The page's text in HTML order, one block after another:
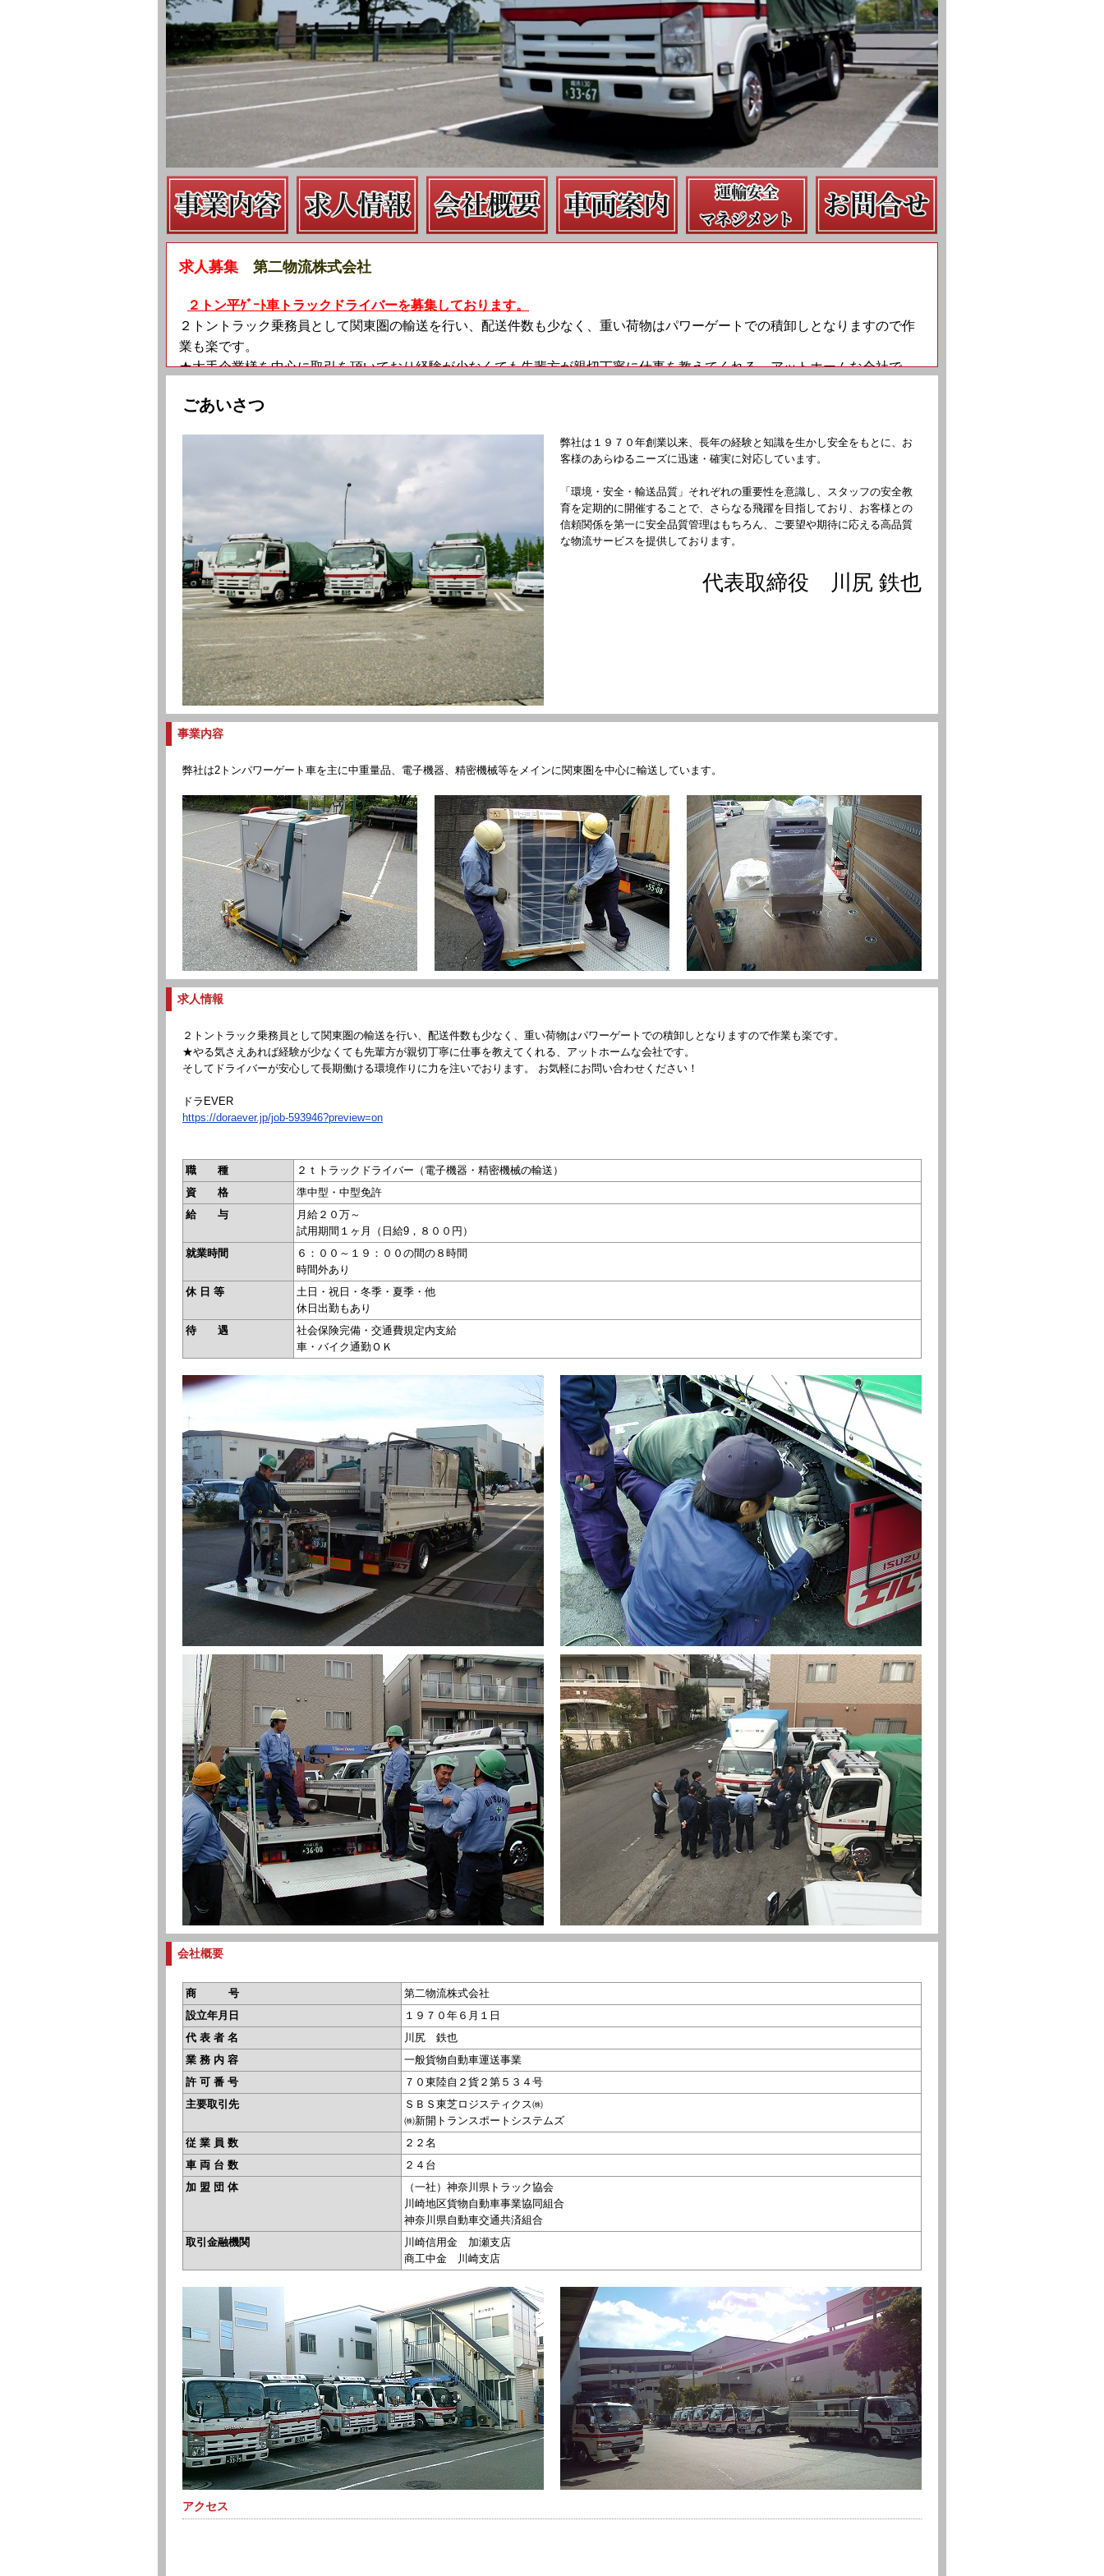
求人募集 第二物流株式会社
２トン平ｹﾞｰﾄ車トラックドライバーを募集しております。
２トントラック乗務員として関東圏の輸送を行い、配送件数も少なく、重い荷物はパワーゲートでの積卸しとなりますので作
業も楽です。
★大手企業様を中心に取引を頂いており経験が少なくても先輩方が親切丁寧に仕事を教えてくれる、アットホームな会社で
そしてドライバーが安心して長期働ける環境作りに力を注いでおります。 お気軽にお問い合わせください！
・資 格 要中型免許
・時 間 7：００～１8：００の間の８時間 残業有
・賃 金 月額20万～
・試用期間 １ヵ月有
・休 日 土日祭日他
・待 遇 社会保険完備・交通費規定内支給
車・バイク通勤ＯＫ
ごあいさつ
弊社は１９７０年創業以来、長年の経験と知識を生かし安全をもとに、お
客様のあらゆるニーズに迅速・確実に対応しています。
「環境・安全・輸送品質」それぞれの重要性を意識し、スタッフの安全教
育を定期的に開催することで、さらなる飛躍を目指しており、お客様との
信頼関係を第一に安全品質管理はもちろん、ご要望や期待に応える高品質
な物流サービスを提供しております。
代表取締役 川尻 鉄也
事業内容
弊社は2トンパワーゲート車を主に中重量品、電子機器、精密機械等をメインに関東圏を中心に輸送しています。
求人情報
２トントラック乗務員として関東圏の輸送を行い、配送件数も少なく、重い荷物はパワーゲートでの積卸しとなりますので作業も楽です。
★やる気さえあれば経験が少なくても先輩方が親切丁寧に仕事を教えてくれる、アットホームな会社です。
そしてドライバーが安心して長期働ける環境作りに力を注いでおります。 お気軽にお問い合わせください！
ドラEVER
https://doraever.jp/job-593946?preview=on
職 種
２ｔトラックドライバー（電子機器・精密機械の輸送）
資 格
準中型・中型免許
給 与
月給２０万～
試用期間１ヶ月（日給9，８００円）
就業時間
６：００～１９：００の間の８時間
時間外あり
休 日 等
土日・祝日・冬季・夏季・他
休日出勤もあり
待 遇
社会保険完備・交通費規定内支給
車・バイク通勤ＯＫ
会社概要
商 号
第二物流株式会社
設立年月日
１９７０年６月１日
代 表 者 名
川尻 鉄也
業 務 内 容
一般貨物自動車運送事業
許 可 番 号
７０東陸自２貨２第５３４号
主要取引先
ＳＢＳ東芝ロジスティクス㈱
㈱新開トランスポートシステムズ
従 業 員 数
２２名
車 両 台 数
２４台
加 盟 団 体
（一社）神奈川県トラック協会
川崎地区貨物自動車事業協同組合
神奈川県自動車交通共済組合
取引金融機関
川崎信用金 加瀬支店
商工中金 川崎支店
アクセス